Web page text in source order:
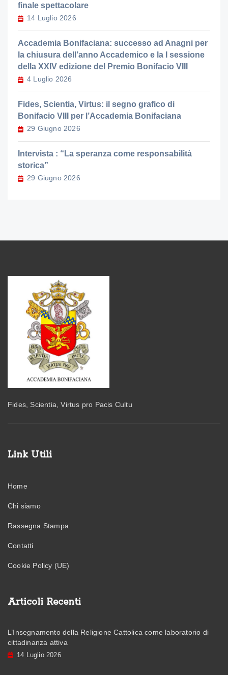
finale spettacolare
14 Luglio 2026
Accademia Bonifaciana: successo ad Anagni per
la chiusura dell’anno Accademico e la I sessione
della XXIV edizione del Premio Bonifacio VIII
4 Luglio 2026
Fides, Scientia, Virtus: il segno grafico di
Bonifacio VIII per l’Accademia Bonifaciana
29 Giugno 2026
Intervista : “La speranza come responsabilità
storica”
29 Giugno 2026
Fides, Scientia, Virtus pro Pacis Cultu
Link Utili
Home
Chi siamo
Rassegna Stampa
Contatti
Cookie Policy (UE)
Articoli Recenti
L’Insegnamento della Religione Cattolica come laboratorio di
cittadinanza attiva
14 Luglio 2026